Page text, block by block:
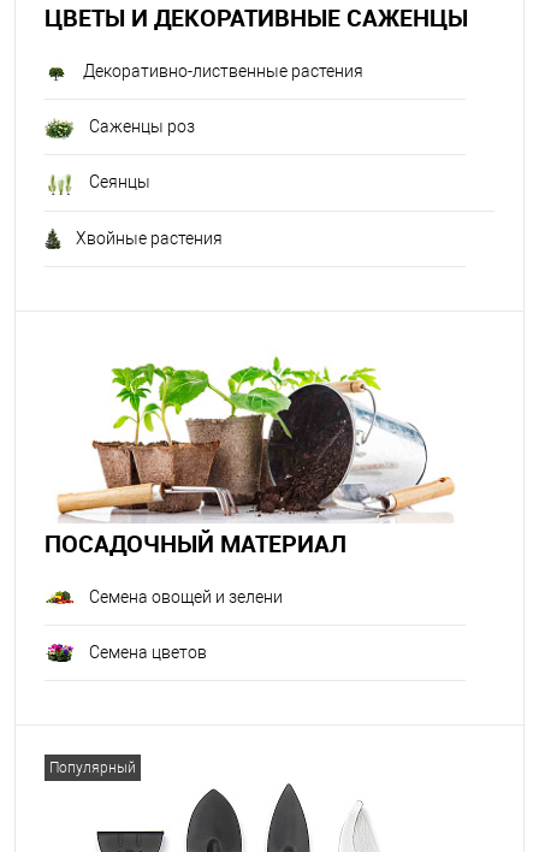
ЦВЕТЫ И ДЕКОРАТИВНЫЕ САЖЕНЦЫ
Декоративно-лиственные растения
Саженцы роз
Сеянцы
Хвойные растения
ПОСАДОЧНЫЙ МАТЕРИАЛ
Семена овощей и зелени
Семена цветов
Популярный